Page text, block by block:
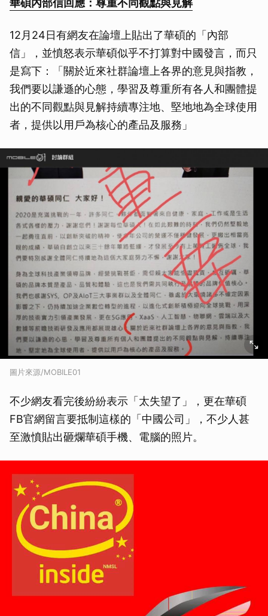
華碩內部信回應：尊重不同觀點與見解
12月24日有網友在論壇上貼出了華碩的「內部
信」，並憤怒表示華碩似乎不打算對中國發言，而只
是寫下：「關於近來社群論壇上各界的意見與指教，
我們要以謙遜的心態，學習及尊重所有各人和團體提
出的不同觀點與見解持續專注地、堅地地為全球使用
者，提供以用戶為核心的產品及服務」
圖片來源/MOBILE01
不少網友看完後紛紛表示「太失望了」，更在華碩
FB官網留言要抵制這樣的「中國公司」，不少人甚
至激憤貼出砸爛華碩手機、電腦的照片。